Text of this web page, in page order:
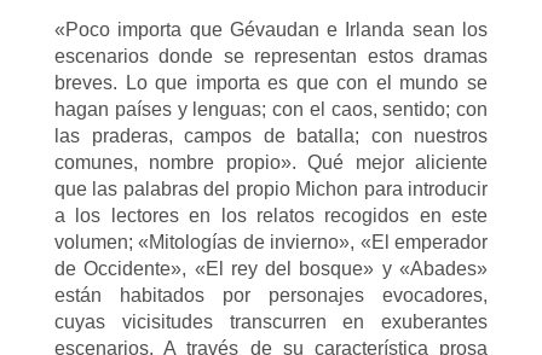
«Poco importa que Gévaudan e Irlanda sean los
escenarios donde se representan estos dramas
breves. Lo que importa es que con el mundo se
hagan países y lenguas; con el caos, sentido; con
las praderas, campos de batalla; con nuestros
comunes, nombre propio». Qué mejor aliciente
que las palabras del propio Michon para introducir
a los lectores en los relatos recogidos en este
volumen; «Mitologías de invierno», «El emperador
de Occidente», «El rey del bosque» y «Abades»
están habitados por personajes evocadores,
cuyas vicisitudes transcurren en exuberantes
escenarios. A través de su característica prosa